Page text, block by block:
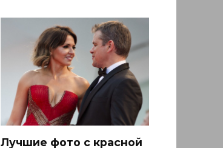
Лучшие фото с красной